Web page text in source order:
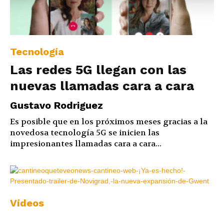
Tecnología
Las redes 5G llegan con las
nuevas llamadas cara a cara
Gustavo Rodriguez
Es posible que en los próximos meses gracias a la
novedosa tecnología 5G se inicien las
impresionantes llamadas cara a cara...
Vídeos